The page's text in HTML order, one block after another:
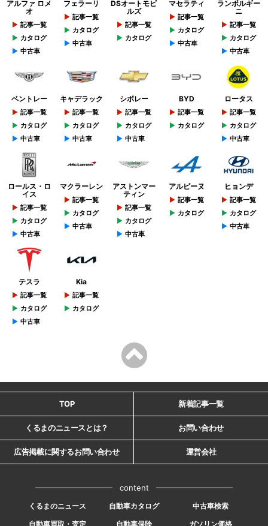
アルファ ロメ
オ
記事一覧
カタログ
中古車
フェラーリ
記事一覧
カタログ
中古車
DSオートモビ
ルズ
記事一覧
カタログ
マセラティ
記事一覧
カタログ
中古車
ランボルギー
ニ
記事一覧
カタログ
中古車
ベントレー
記事一覧
カタログ
中古車
キャデラック
記事一覧
カタログ
中古車
シボレー
記事一覧
カタログ
中古車
BYD
記事一覧
カタログ
ロータス
記事一覧
カタログ
中古車
ロールス・ロ
イス
記事一覧
カタログ
中古車
マクラーレン
記事一覧
カタログ
中古車
アストンマー
ティン
記事一覧
カタログ
中古車
アルピーヌ
記事一覧
カタログ
ヒョンデ
記事一覧
カタログ
中古車
テスラ
記事一覧
カタログ
中古車
Kia
記事一覧
カタログ
TOP 新着記事一覧
くるまのニュースとは？ お問い合わせ
広告掲載に関するお問い合わせ 運営会社
content
くるまのニュース 自動車カタログ
中古車検索
自動車買取・査定
自動車保険 ガソリン価格